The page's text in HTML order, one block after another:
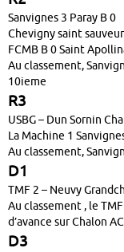
Sanvignes 3 Paray B 0
Chevigny saint sauveur
FCMB B 0 Saint
Au classement,
10ieme
R3
USBG – Dun Sornin
La Machine 1
Au classement,
D1
TMF 2 – Neuvy
Au classement , le
d’avance sur Chalon
D3